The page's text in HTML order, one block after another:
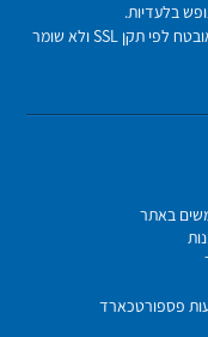
בלעדיות.
הזמנה באתר ללא חיוב, התשלום במלון. הוטלס מאובטח לפי תקן SSL ולא שומר
באתר
פספורטכארד